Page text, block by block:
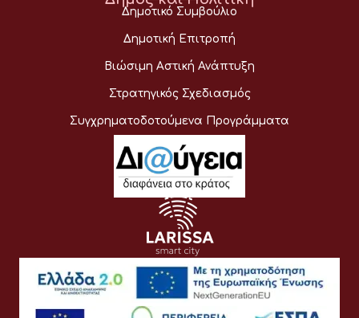
Δημοτικό Συμβούλιο
Δημοτική Επιτροπή
Βιώσιμη Αστική Ανάπτυξη
Στρατηγικός Σχεδιασμός
Συγχρηματοδοτούμενα Προγράμματα